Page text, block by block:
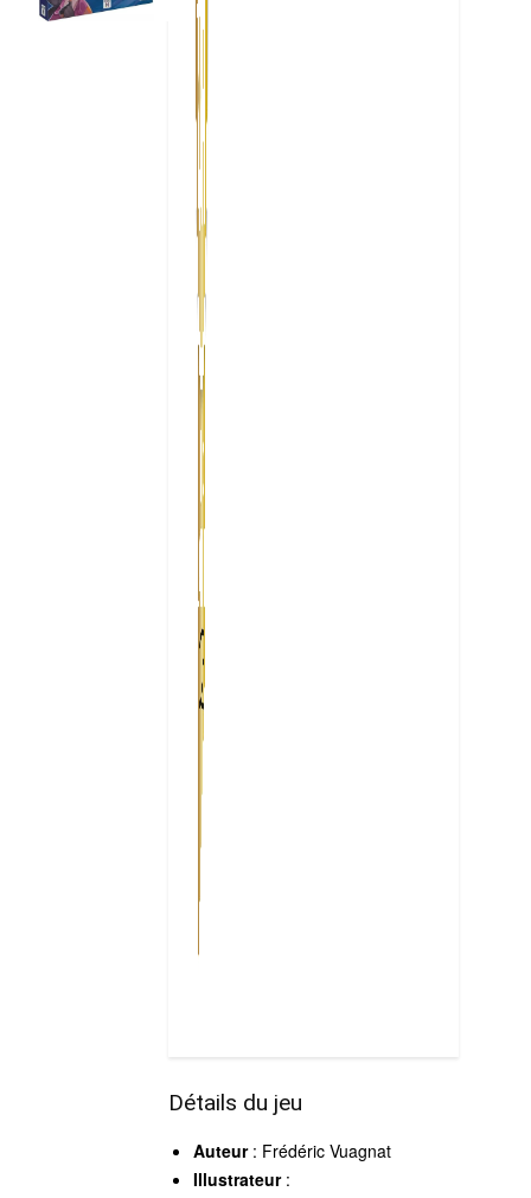
Détails du jeu
Auteur: Frédéric Vuagnat
Illustrateur: